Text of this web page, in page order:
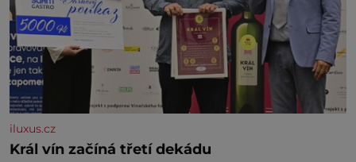
iluxus.cz
Král vín začíná třetí dekádu